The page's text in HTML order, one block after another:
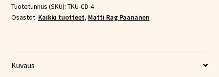
-
Matti
määrä
Tuotetunnus (SKU): TKU-CD-4
Osastot: Kaikki tuotteet, Matti Rag Paananen
Kuvaus